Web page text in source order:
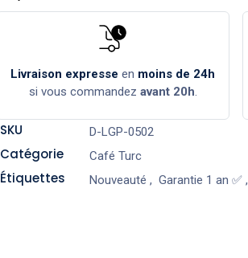
Livraison expresse en moins de 24h
si vous commandez avant 20h.
SKU D-LGP-0502
Catégorie Café Turc
Étiquettes Nouveauté , Garantie 1 an ✅,